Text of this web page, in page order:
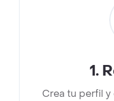
1.
Crea tu perfil